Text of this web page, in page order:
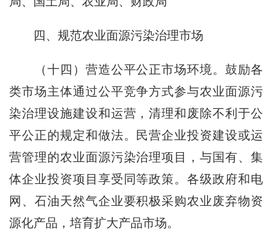
四、规范农业面源污染治理市场
（十四）营造公平公正市场环境。鼓励各
类市场主体通过公平竞争方式参与农业面源污
染治理设施建设和运营，清理和废除不利于公
平公正的规定和做法。民营企业投资建设或运
营管理的农业面源污染治理项目，与国有、集
体企业投资项目享受同等政策。各级政府和电
网、石油天然气企业要积极采购农业废弃物资
源化产品，培育扩大产品市场。